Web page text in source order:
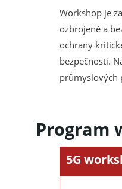
Workshop je
ozbrojené a
ochrany
bezpečnosti.
průmyslových
Program
5G